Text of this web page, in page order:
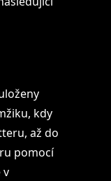
kdy
až do
pomocí
v